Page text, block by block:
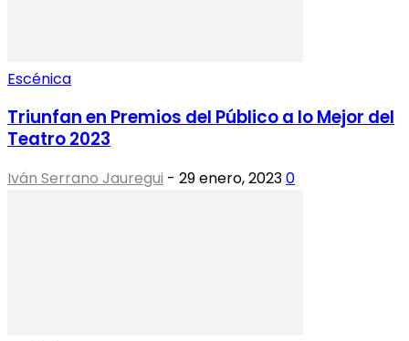
Escénica
Triunfan en Premios del Público a lo Mejor del
Teatro 2023
Iván Serrano Jauregui - 29 enero, 20230